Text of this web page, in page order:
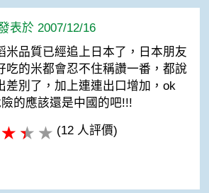
表於 2007/12/16
米品質已經追上日本了，日本朋友
吃的米都會忍不住稱讚一番，都說
差別了，加上連連出口增加，ok
的應該還是中國的吧!!!
(12 人評價)